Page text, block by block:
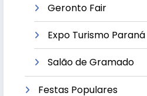
Geronto Fair
Expo Turismo Paraná
Salão de Gramado
Festas Populares